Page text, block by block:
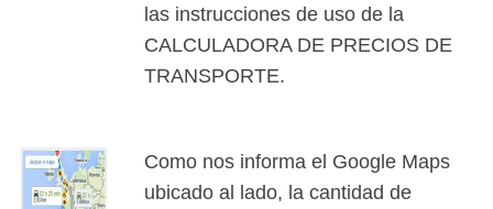
las instrucciones de uso de la
CALCULADORA DE PRECIOS DE
TRANSPORTE.
Como nos informa el Google Maps
ubicado al lado, la cantidad de